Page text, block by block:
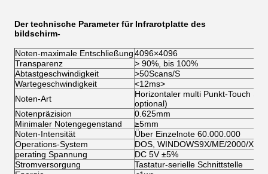
Der technische Parameter für Infrarotplatte des
bildschirm-
Noten-maximale Entschließung4096×4096
Transparenz
> 90%, bis 100%
Abtastgeschwindigkeit
>50Scans/S
Wartegeschwindigkeit
<12ms>
Noten-Art
Horizontaler multi Punkt-Touch
optional)
Notenpräzision
0.625mm
Minimaler Notengegenstand
≥5mm
Noten-Intensität
Über Einzelnote 60.000.000
Operations-System
DOS, WINDOWS9X/ME/2000/XP/
perating Spannung
DC 5V ±5%
Stromversorgung
Tastatur-serielle Schnittstelle